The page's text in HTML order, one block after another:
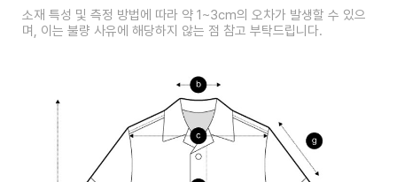
소재 특성 및 측정 방법에 따라 약 1~3cm의 오차가 발생할 수 있으
며, 이는 불량 사유에 해당하지 않는 점 참고 부탁드립니다.